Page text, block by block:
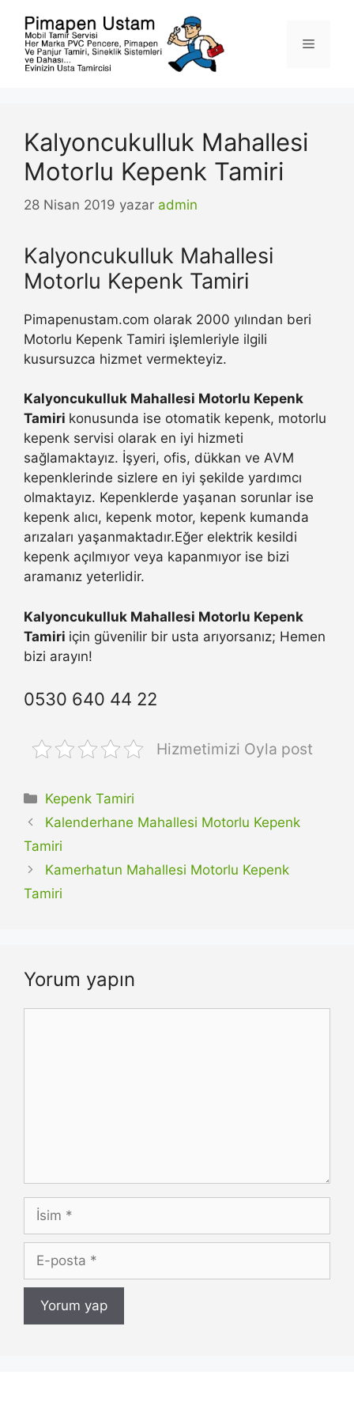
Menü
Kalyoncukulluk Mahallesi
Motorlu Kepenk Tamiri
28 Nisan 2019 yazar admin
Kalyoncukulluk Mahallesi
Motorlu Kepenk Tamiri
Pimapenustam.com olarak 2000 yılından beri
Motorlu Kepenk Tamiri işlemleriyle ilgili
kusursuzca hizmet vermekteyiz.
Kalyoncukulluk Mahallesi Motorlu Kepenk
Tamiri konusunda ise otomatik kepenk, motorlu
kepenk servisi olarak en iyi hizmeti
sağlamaktayız. İşyeri, ofis, dükkan ve AVM
kepenklerinde sizlere en iyi şekilde yardımcı
olmaktayız. Kepenklerde yaşanan sorunlar ise
kepenk alıcı, kepenk motor, kepenk kumanda
arızaları yaşanmaktadır.Eğer elektrik kesildi
kepenk açılmıyor veya kapanmıyor ise bizi
aramanız yeterlidir.
Kalyoncukulluk Mahallesi Motorlu Kepenk
Tamiri için güvenilir bir usta arıyorsanız; Hemen
bizi arayın!
0530 640 44 22
Hizmetimizi Oyla post
Kategoriler
Kepenk Tamiri
Kalenderhane Mahallesi Motorlu Kepenk
Tamiri
Kamerhatun Mahallesi Motorlu Kepenk
Tamiri
Yorum yapın
İsim
posta